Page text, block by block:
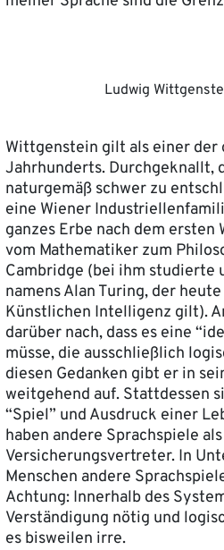
Ludwig
Wittgenstein gilt als einer der
Jahrhunderts. Durchgeknallt,
naturgemäß schwer zu
eine Wiener
ganzes Erbe nach dem
vom Mathematiker zum
Cambridge (bei ihm studierte
namens Alan Turing, der
Künstlichen Intelligenz gilt).
darüber nach, dass es eine
müsse, die ausschließlich
diesen Gedanken gibt er in
weitgehend auf. Stattdessen
“Spiel” und Ausdruck einer
haben andere Sprachspiele
Versicherungsvertreter. In
Menschen andere
Achtung: Innerhalb des
Verständigung nötig und
es bisweilen irre.